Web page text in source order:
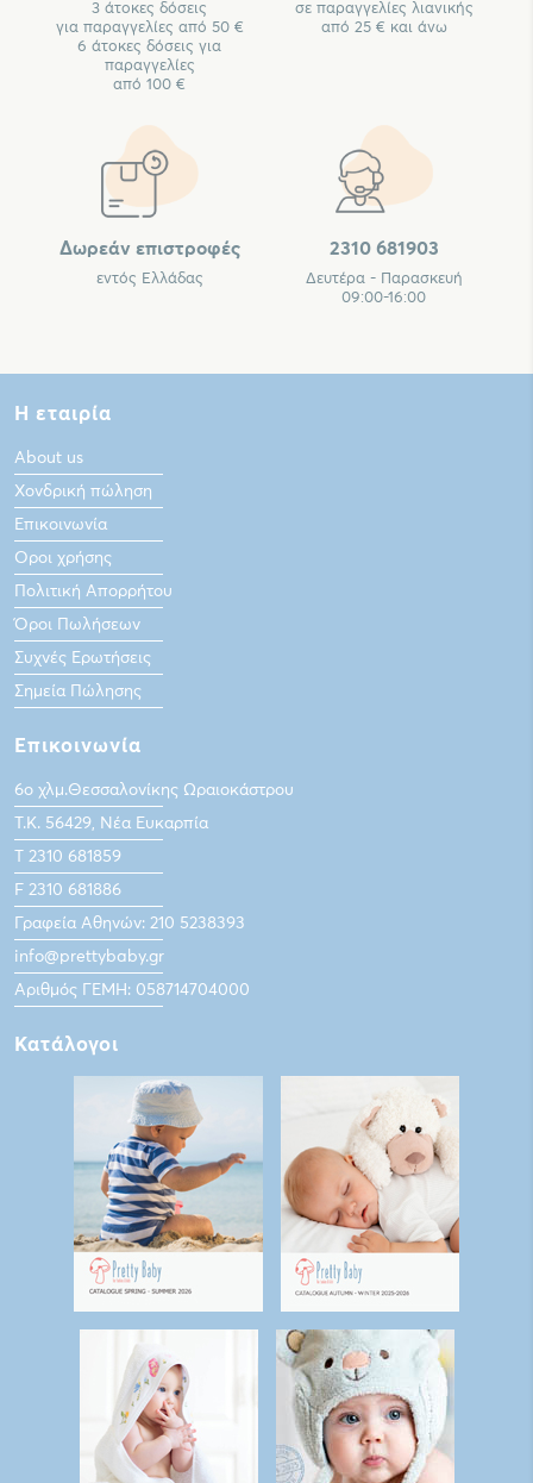
3 άτοκες δόσεις
για παραγγελίες από 50 €
6 άτοκες δόσεις για
παραγγελίες
από 100 €
σε παραγγελίες λιανικής
από 25 € και άνω
Δωρεάν επιστροφές
εντός Ελλάδας
2310 681903
Δευτέρα - Παρασκευή
09:00-16:00
Η εταιρία
About us
Χονδρική πώληση
Επικοινωνία
Οροι χρήσης
Πολιτική Απορρήτου
Όροι Πωλήσεων
Συχνές Ερωτήσεις
Σημεία Πώλησης
Επικοινωνία
6ο χλμ.Θεσσαλονίκης Ωραιοκάστρου
Τ.Κ. 56429, Νέα Ευκαρπία
Τ 2310 681859
F 2310 681886
Γραφεία Αθηνών: 210 5238393
info@prettybaby.gr
Αριθμός ΓΕΜΗ: 058714704000
Κατάλογοι